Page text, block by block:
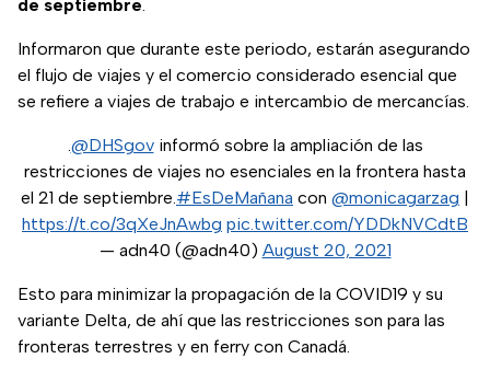
de septiembre.
Informaron que durante este periodo, estarán asegurando
el flujo de viajes y el comercio considerado esencial que
se refiere a viajes de trabajo e intercambio de mercancías.
.@DHSgovinformó sobre la ampliación de las
restricciones de viajes no esenciales en la frontera hasta
el 21 de septiembre.#EsDeMañana con @monicagarzag |
https://t.co/3qXeJnAwbg pic.twitter.com/YDDkNVCdtB
— adn40 (@adn40) August 20, 2021
Esto para minimizar la propagación de la COVID19 y su
variante Delta, de ahí que las restricciones son para las
fronteras terrestres y en ferry con Canadá.